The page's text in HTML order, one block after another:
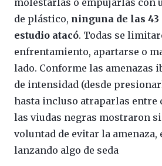
de plástico, ninguna de las
estudio atacó. Todas se
enfrentamiento, apartarse o
lado. Conforme las amenazas
de intensidad (desde
hasta incluso atraparlas entre
las viudas negras mostraron
voluntad de evitar la amenaza,
lanzando algo de seda